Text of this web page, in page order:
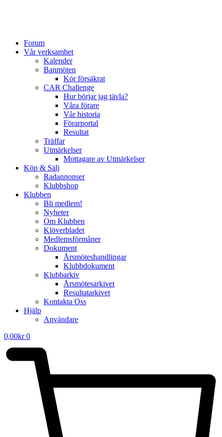
Forum
Vår verksamhet
Kalender
Banmöten
Kör försäkrat
CAR Challenge
Hur börjar jag tävla?
Våra förare
Vår historia
Förarportal
Resultat
Träffar
Utmärkelser
Mottagare av Utmärkelser
Köp & Sälj
Radannonser
Klubbshop
Klubben
Bli medlem!
Nyheter
Om Klubben
Klöverbladet
Medlemsförmåner
Dokument
Årsmöteshandlingar
Klubbdokument
Klubbarkiv
Årsmötesarkivet
Resultatarkivet
Kontakta Oss
Hjälp
Användare
0,00kr 0